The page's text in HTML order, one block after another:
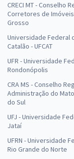
CRECI MT - Conselho
Corretores de
Grosso
Universidade Federal
Catalão - UFCAT
UFR - Universidade
Rondonópolis
CRA MS - Conselho
Administração do
do Sul
UFJ - Universidade
Jataí
UFRN - Universidade
Rio Grande do Norte